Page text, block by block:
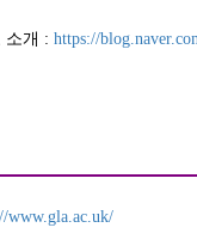
개 : https://
www.gla.ac.uk/